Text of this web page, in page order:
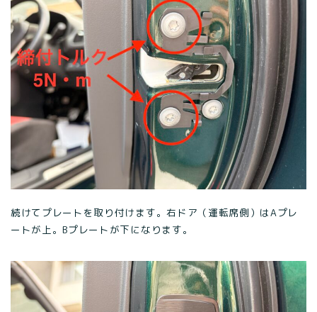
続けてプレートを取り付けます。右ドア（運転席側）はAプレ
ートが上。Bプレートが下になります。